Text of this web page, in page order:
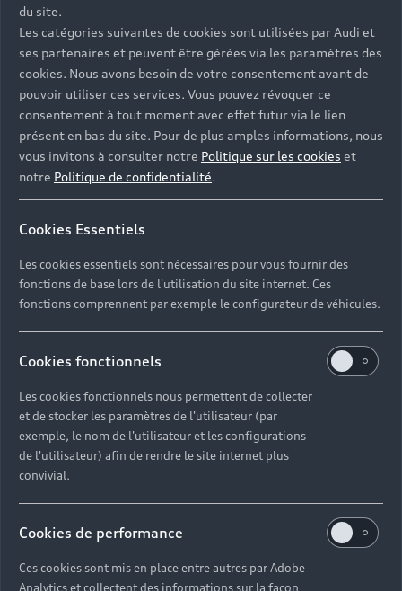
Pneumatiques d’Origine
Audi®
les pneumatiques d’Origine Audi® vous permettent
de conserver une adhérence et une agilité optimales
quelles que soient la saison et les intempéries.
En savoir plus
du site.
Les catégories suivantes de cookies sont utilisées par Audi et
ses partenaires et peuvent être gérées via les paramètres des
cookies. Nous avons besoin de votre consentement avant de
pouvoir utiliser ces services. Vous pouvez révoquer ce
consentement à tout moment avec effet futur via le lien
présent en bas du site. Pour de plus amples informations, nous
vous invitons à consulter notre Politique sur les cookies et
notre Politique de confidentialité.
Cookies Essentiels
Les cookies essentiels sont nécessaires pour vous fournir des
fonctions de base lors de l'utilisation du site internet. Ces
fonctions comprennent par exemple le configurateur de véhicules.
Cookies fonctionnels
Les cookies fonctionnels nous permettent de collecter
et de stocker les paramètres de l'utilisateur (par
exemple, le nom de l'utilisateur et les configurations
de l'utilisateur) afin de rendre le site internet plus
convivial.
Cookies de performance
Ces cookies sont mis en place entre autres par Adobe
Analytics et collectent des informations sur la façon